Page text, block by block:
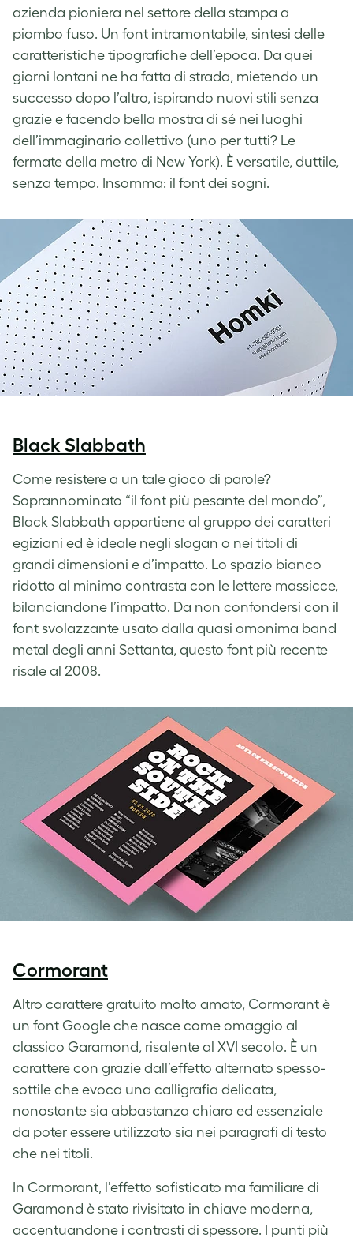
azienda pioniera nel settore della stampa a
piombo fuso. Un font intramontabile, sintesi delle
caratteristiche tipografiche dell’epoca. Da quei
giorni lontani ne ha fatta di strada, mietendo un
successo dopo l’altro, ispirando nuovi stili senza
grazie e facendo bella mostra di sé nei luoghi
dell’immaginario collettivo (uno per tutti? Le
fermate della metro di New York). È versatile, duttile,
senza tempo. Insomma: il font dei sogni.
Black Slabbath
Come resistere a un tale gioco di parole?
Soprannominato “il font più pesante del mondo”,
Black Slabbath appartiene al gruppo dei caratteri
egiziani ed è ideale negli slogan o nei titoli di
grandi dimensioni e d’impatto. Lo spazio bianco
ridotto al minimo contrasta con le lettere massicce,
bilanciandone l’impatto. Da non confondersi con il
font svolazzante usato dalla quasi omonima band
metal degli anni Settanta, questo font più recente
risale al 2008.
Cormorant
Altro carattere gratuito molto amato, Cormorant è
un font Google che nasce come omaggio al
classico Garamond, risalente al XVI secolo. È un
carattere con grazie dall’effetto alternato spesso-
sottile che evoca una calligrafia delicata,
nonostante sia abbastanza chiaro ed essenziale
da poter essere utilizzato sia nei paragrafi di testo
che nei titoli.
In Cormorant, l’effetto sofisticato ma familiare di
Garamond è stato rivisitato in chiave moderna,
accentuandone i contrasti di spessore. I punti più